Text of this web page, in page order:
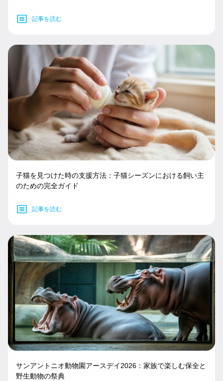
記事を読む
子猫を見つけた時の支援方法：子猫シーズンにおける飼い主
のための完全ガイド
記事を読む
サンアントニオ動物園アースデイ2026：家族で楽しむ保全と
野生動物の祭典